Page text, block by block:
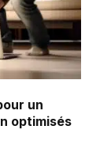
un
optimisés